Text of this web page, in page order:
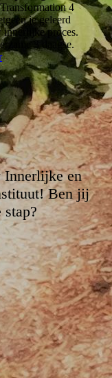
4
je geleerd
innerlijke proces.
3 daagse.
Innerlijke en
Ben jij
stap?